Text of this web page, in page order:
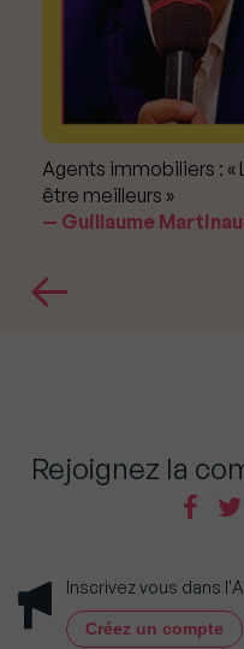
Agents immobiliers : «
être meilleurs »
Guillaume
Rejoignez la
Inscrivez vous dans
Créez un compte